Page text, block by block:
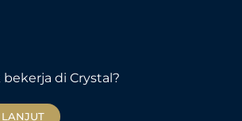
di Crystal?